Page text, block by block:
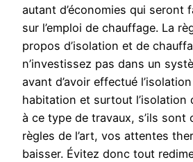
autant d’économies qui seront
sur l’emploi de chauffage. La
propos d’isolation et de
n’investissez pas dans un
avant d’avoir effectué
habitation et surtout l’isolation
à ce type de travaux, s’ils sont
règles de l’art, vos attentes
baisser. Évitez donc tout